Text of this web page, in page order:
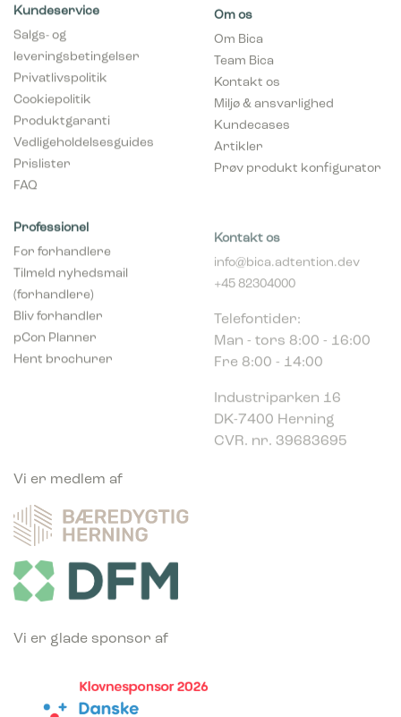
Kundeservice
Salgs- og
leveringsbetingelser
Privatlivspolitik
Cookiepolitik
Produktgaranti
Vedligeholdelsesguides
Prislister
FAQ
Om os
Om Bica
Team Bica
Kontakt os
Miljø & ansvarlighed
Kundecases
Artikler
Prøv produkt konfigurator
Professionel
info@bica.adtention.dev
+45 82304000
Man - tors 8:00 - 16:00
Fre 8:00 - 14:00
DK-7400 Herning
CVR. nr. 39683695
Vi er medlem af
Vi er glade sponsor af